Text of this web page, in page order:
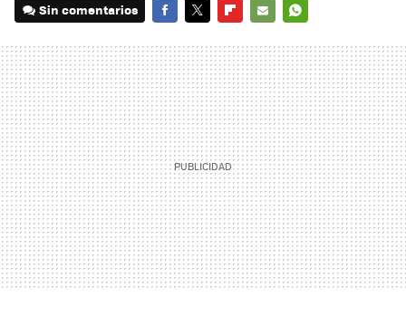
Sin comentarios
MAIL